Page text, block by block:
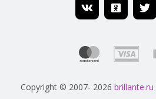
Copyright © 2007- 2026 brillante.ru